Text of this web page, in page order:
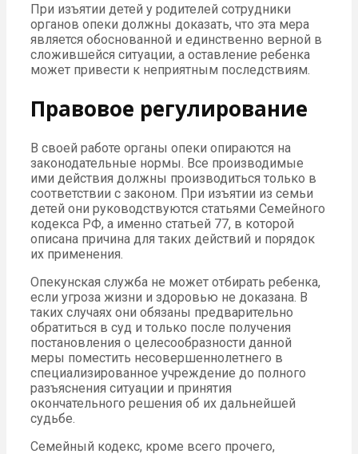
При изъятии детей у родителей сотрудники
органов опеки должны доказать, что эта мера
является обоснованной и единственно верной в
сложившейся ситуации, а оставление ребенка
может привести к неприятным последствиям.
Правовое регулирование
В своей работе органы опеки опираются на
законодательные нормы. Все производимые
ими действия должны производиться только в
соответствии с законом. При изъятии из семьи
детей они руководствуются статьями Семейного
кодекса РФ, а именно статьей 77, в которой
описана причина для таких действий и порядок
их применения.
Опекунская служба не может отбирать ребенка,
если угроза жизни и здоровью не доказана. В
таких случаях они обязаны предварительно
обратиться в суд и только после получения
постановления о целесообразности данной
меры поместить несовершеннолетнего в
специализированное учреждение до полного
разъяснения ситуации и принятия
окончательного решения об их дальнейшей
судьбе.
Семейный кодекс, кроме всего прочего,